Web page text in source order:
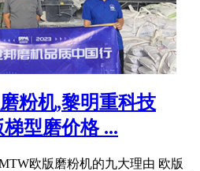
粉机,黎明重科技
型磨价格 ...
欧版磨粉机的九大理由 欧版